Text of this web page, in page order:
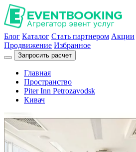
Блог Каталог Стать партнером Акции
Продвижение Избранное
Запросить расчет
Главная
Пространство
Piter Inn Petrozavodsk
Кивач